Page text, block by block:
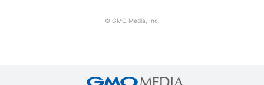
© GMO Media, Inc.